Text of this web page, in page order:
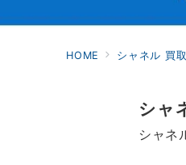
HOME シャネル 買
シャ
シャネ